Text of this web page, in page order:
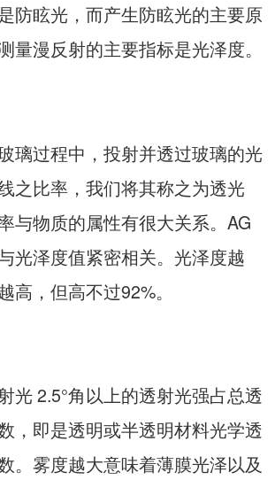
防眩光，而产生防眩光的主要原
量漫反射的主要指标是光泽度。
璃过程中，投射并透过玻璃的光
之比率，我们将其称之为透光
与物质的属性有很大关系。AG
光泽度值紧密相关。光泽度越
高，但高不过92%。
光 2.5°角以上的透射光强占总透
，即是透明或半透明材料光学透
。雾度越大意味着薄膜光泽以及